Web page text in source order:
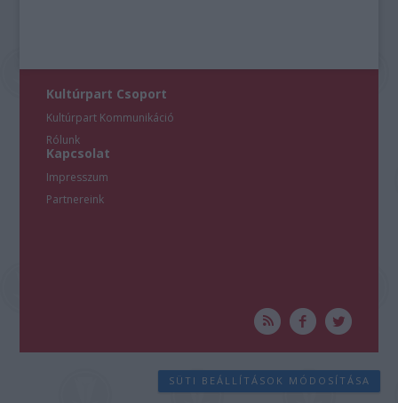
Kultúrpart Csoport
Kultúrpart Kommunikáció
Rólunk
Kapcsolat
Impresszum
Partnereink
SÜTI BEÁLLÍTÁSOK MÓDOSÍTÁSA